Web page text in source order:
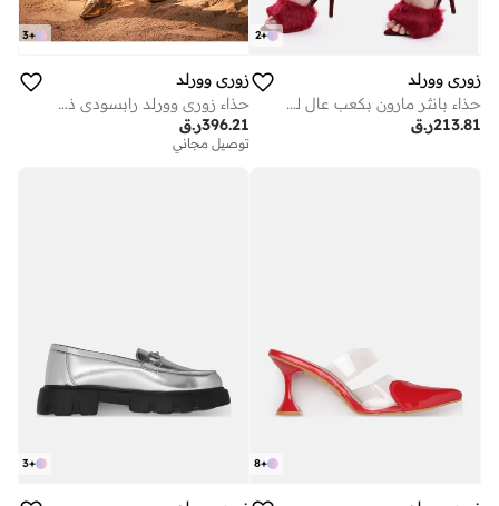
+
2
زوري وورلد
حذاء بانثر مارون بكعب عالٍ للنساء من الفرو الصناعي، كعب 4 بوصات، نباتي، خالٍ من القسوة
ر.ق213.81
+
3
زوري وورلد
حذاء زوري وورلد رابسودي ذهبي لامع من اللاتكس فوق الركبة بكعب 3.5 بوصة، مصنوع من مادة مطاطية نباتية حاصلة على براءة اختراع
ر.ق396.21
توصيل مجاني
+
8
+
3